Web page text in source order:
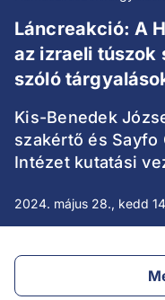
Láncreakció: A
az izraeli túszok
szóló
Kis-Benedek
szakértő és Sayfo
Intézet kutatási
2024. május 28., kedd